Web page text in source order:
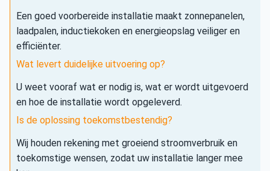
Een goed voorbereide installatie maakt zonnepanelen,
laadpalen, inductiekoken en energieopslag veiliger en
efficiënter.
Wat levert duidelijke uitvoering op?
U weet vooraf wat er nodig is, wat er wordt uitgevoerd
en hoe de installatie wordt opgeleverd.
Is de oplossing toekomstbestendig?
Wij houden rekening met groeiend stroomverbruik en
toekomstige wensen, zodat uw installatie langer mee